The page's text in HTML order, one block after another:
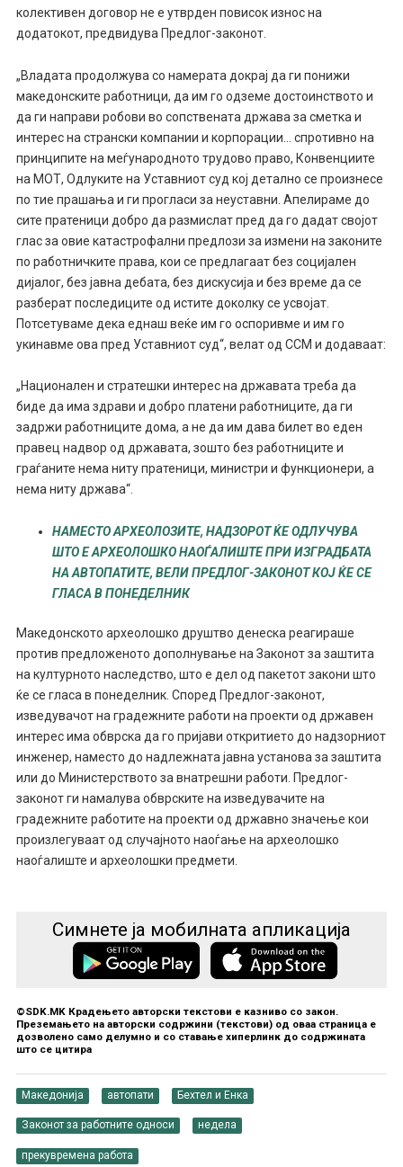
колективен договор не е утврден повисок износ на
додатокот, предвидува Предлог-законот.
„Владата продолжува со намерата докрај да ги понижи
македонските работници, да им го одземе достоинството и
да ги направи робови во сопствената држава за сметка и
интерес на странски компании и корпорации… спротивно на
принципите на меѓународното трудово право, Конвенциите
на МОТ, Одлуките на Уставниот суд кој детално се произнесе
по тие прашања и ги прогласи за неуставни. Апелираме до
сите пратеници добро да размислат пред да го дадат својот
глас за овие катастрофални предлози за измени на законите
по работничките права, кои се предлагаат без социјален
дијалог, без јавна дебата, без дискусија и без време да се
разберат последиците од истите доколку се усвојат.
Потсетуваме дека еднаш веќе им го оспоривме и им го
укинавме ова пред Уставниот суд“, велат од ССМ и додаваат:
„Национален и стратешки интерес на државата треба да
биде да има здрави и добро платени работниците, да ги
задржи работниците дома, а не да им дава билет во еден
правец надвор од државата, зошто без работниците и
граѓаните нема ниту пратеници, министри и функционери, а
нема ниту држава“.
НАМЕСТО АРХЕОЛОЗИТЕ, НАДЗОРОТ ЌЕ ОДЛУЧУВА
ШТО Е АРХЕОЛОШКО НАОЃАЛИШТЕ ПРИ ИЗГРАДБАТА
НА АВТОПАТИТЕ, ВЕЛИ ПРЕДЛОГ-ЗАКОНОТ КОЈ ЌЕ СЕ
ГЛАСА В ПОНЕДЕЛНИК
Македонското археолошко друштво денеска реагираше
против предложеното дополнување на Законот за заштита
на културното наследство, што е дел од пакетот закони што
ќе се гласа в понеделник. Според Предлог-законот,
изведувачот на градежните работи на проекти од државен
интерес има обврска да го пријави откритието до надзорниот
инженер, наместо до надлежната јавна установа за заштита
или до Министерството за внатрешни работи. Предлог-
законот ги намалува обврските на изведувачите на
градежните работите на проекти од државно значење кои
произлегуваат од случајното наоѓање на археолошко
наоѓалиште и археолошки предмети.
Симнете ја мобилната апликација
©SDK.MK Крадењето авторски текстови е казниво со закон.
Преземањето на авторски содржини (текстови) од оваа страница е
дозволено само делумно и со ставање хиперлинк до содржината
што се цитира
Македонија автопати Бехтел и Енка
Законот за работните односи недела
прекувремена работа